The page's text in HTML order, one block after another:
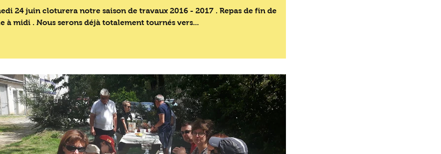
24 juin cloturera notre saison de travaux 2016 - 2017 . Repas de fin de
à midi . Nous serons déjà totalement tournés vers...